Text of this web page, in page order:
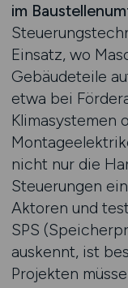
im
Einsatz, wo
Gebäudeteile
etwa bei
Klimasystemen
nicht nur die
Steuerungen
Aktoren und
SPS
auskennt, ist
Projekten